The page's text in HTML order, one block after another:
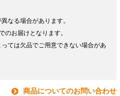
なる場合があります。
のお届けとなります。
ては欠品でご用意できない場合があ
商品についてのお問い合わせ